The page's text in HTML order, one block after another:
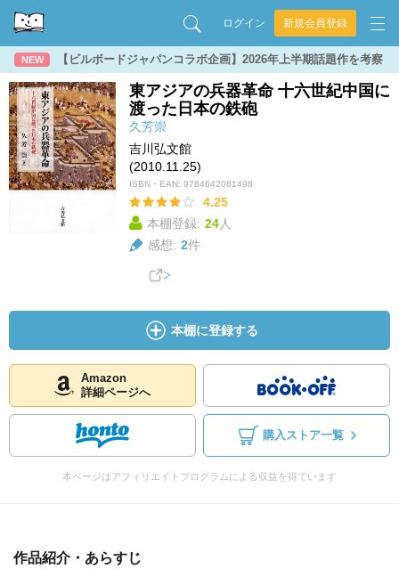
ログイン 新規会員登録
NEW 【ビルボードジャパンコラボ企画】2026年上半期話題作を考察
東アジアの兵器革命 十六世紀中国に
渡った日本の鉄砲
久芳崇
吉川弘文館
(2010.11.25)
ISBN・EAN: 9784642081498
4.25
本棚登録: 24人
感想: 2件
本棚に登録する
Amazon
詳細ページへ
購入ストア一覧
本ページはアフィリエイトプログラムによる収益を得ています
作品紹介・あらすじ